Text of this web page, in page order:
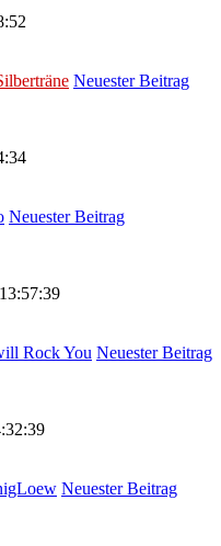
Neuester Beitrag
Neuester Beitrag
Rock You Neuester Beitrag
Neuester Beitrag